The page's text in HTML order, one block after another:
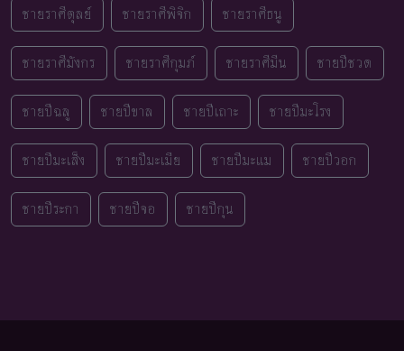
ชายราศีตุลย์ ชายราศีพิจิก ชายราศีธนู
ชายราศีมังกร ชายราศีกุมภ์ ชายราศีมีน ชายปีชวด
ชายปีฉลู ชายปีขาล ชายปีเถาะ ชายปีมะโรง
ชายปีมะเส็ง ชายปีมะเมีย ชายปีมะแม ชายปีวอก
ชายปีระกา ชายปีจอ ชายปีกุน